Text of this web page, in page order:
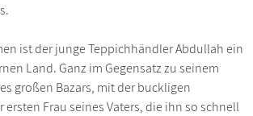
ist der junge Teppichhändler Abdullah ein
Land. Ganz im Gegensatz zu seinem
großen Bazars, mit der buckligen
ersten Frau seines Vaters, die ihn so schnell